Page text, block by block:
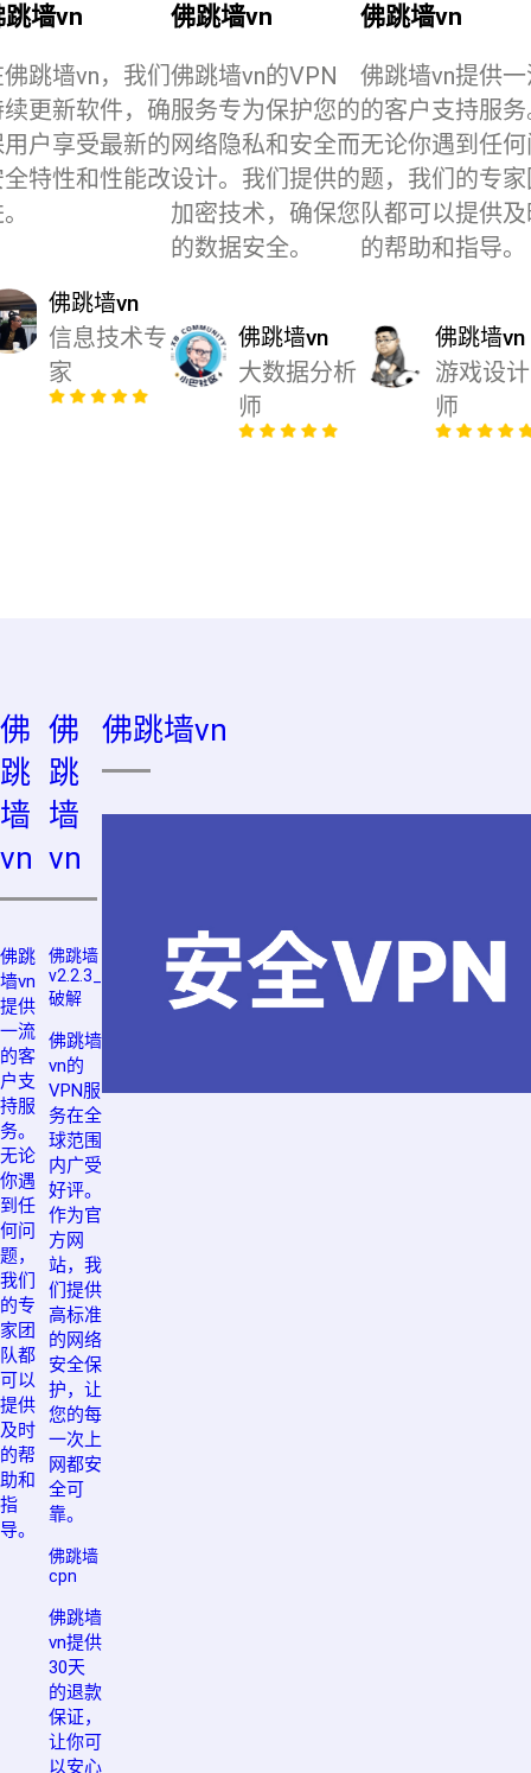
跳墙vn
跳墙vn，我们
更新软件，确
户享受最新的
特性和性能改
佛跳墙vn
信息技术专
家
佛跳墙vn
佛跳墙vn的VPN
服务专为保护您的
网络隐私和安全而
设计。我们提供的
加密技术，确保您
的数据安全。
佛跳墙vn
大数据分析
师
佛跳墙vn
佛跳墙vn提供
的客户支持服
无论你遇到任
题，我们的专
队都可以提供
的帮助和指导。
佛跳墙vn
游戏设计
师
佛
跳
墙
vn
佛跳
墙vn
提供
一流
的客
户支
持服
务。
无论
你遇
到任
何问
题，
我们
的专
家团
队都
可以
提供
及时
的帮
助和
指
导。
佛
跳
墙
vn
佛跳墙
v2.2.3_
破解
佛跳墙
vn的
VPN服
务在全
球范围
内广受
好评。
作为官
方网
站，我
们提供
高标准
的网络
安全保
护，让
您的每
一次上
网都安
全可
靠。
佛跳墙
cpn
佛跳墙
vn提供
30天
的退款
保证，
让你可
以安心
佛跳墙vn